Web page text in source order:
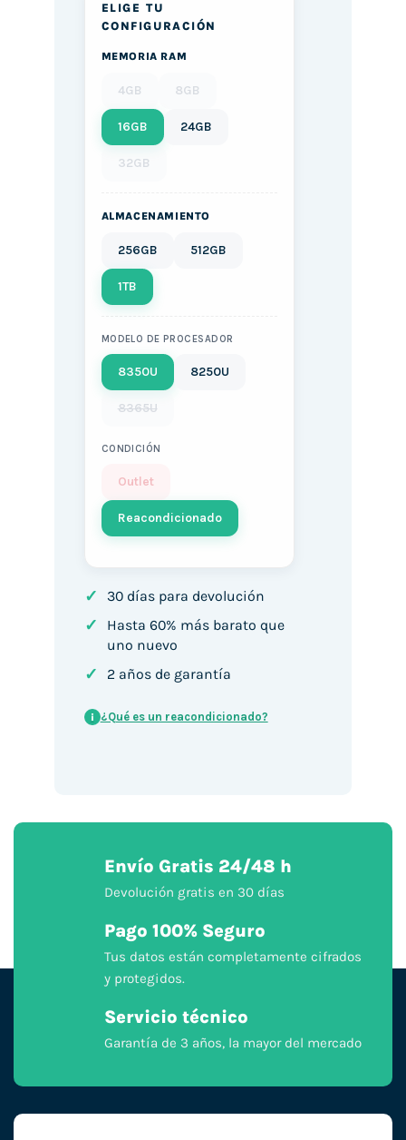
ELIGE TU
CONFIGURACIÓN
MEMORIA RAM
4GB 8GB
16GB 24GB
32GB
ALMACENAMIENTO
256GB 512GB
1TB
MODELO DE PROCESADOR
8350U 8250U
8365U
CONDICIÓN
Outlet
Reacondicionado
✓ 30 días para devolución
✓
Hasta 60% más barato que
uno nuevo
✓ 2 años de garantía
i ¿Qué es un reacondicionado?
Envío Gratis 24/48 h
Devolución gratis en 30 días
Pago 100% Seguro
Tus datos están completamente cifrados
y protegidos.
Servicio técnico
Garantía de 3 años, la mayor del mercado